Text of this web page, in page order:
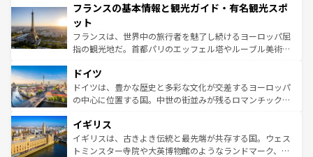
ませてくれるイタリアで、忘れられない旅をしてみよう！
なお、新着のイタリア情報は
しい。
文化が根付くこの国では、情熱的なフラメンコ、熱気あふ
れる闘牛、そして美味しいタパスが生活の一部となってい
る。首都マドリードの洗練された雰囲気や、バルセロナの
アートに溢れた街角から、地方では古代ローマ遺跡や中世
せる。地方によって風土や気候が異なるスペインはその個
性で訪れる人を魅了する。 なお、新着のスペイン情報は コ
ンテンツ一覧を参照してほしい。
フランスの基本情報と観光ガイド・有名観光スポ
ット
フランスは、世界中の旅行者を魅了し続けるヨーロッパ屈
指の観光地だ。首都パリのエッフェル塔やルーブル美術館
で、幅広い魅力が詰まっている。華麗な宮殿、歴史的な大
聖堂、美しいビーチ、そして豊かな自然が、訪れる者を心
から魅了する。また、フランスは美食の国としても知ら
いる。シャンパンの発祥地であるランス、プロヴァンスの
香り高いラベンダー畑など、多彩な楽しみ方が可能だ。さ
らに、パリ以外の地域にも魅力が溢れており、どの街角に
ドイツ
ドイツは、豊かな歴史と多彩な文化が交差するヨーロッパ
の中心に位置する国。中世の街並みが残るロマンチック街
顔を持つこの国は、どこを歩いても飽きることがない。ベ
ルリンの文化的活気、バイエルン州のアルプスの絶景、そ
してライン川沿いのワイン畑といった風景は必見。ビール
イギリス
イギリスは、古きよき伝統と最先端が共存する国。ウェス
トミンスター寺院や大英博物館のようなランドマーク、歴